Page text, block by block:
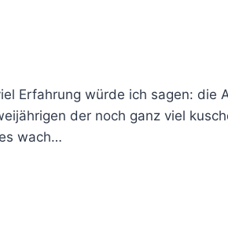
Erfahrung würde ich sagen:
der noch ganz viel
wach…